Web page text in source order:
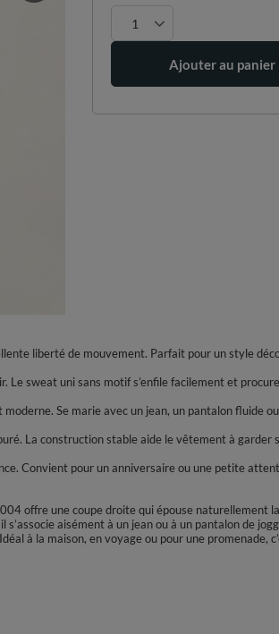
Ajouter au panier
liberté de mouvement. Parfait pour un style
sweat uni sans motif s’enfile facilement et
Se marie avec un jean, un pantalon fluide
La construction stable aide le vêtement à
Convient pour un anniversaire ou une petite
offre une coupe droite qui épouse naturellement
aisément à un jean ou à un pantalon de
à la maison, en voyage ou pour une promenade,